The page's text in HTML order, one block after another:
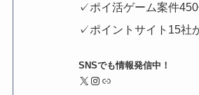
✓ポイ活ゲーム案件
✓ポイントサイト15社
SNSでも情報発信中！
X Instagram リンク